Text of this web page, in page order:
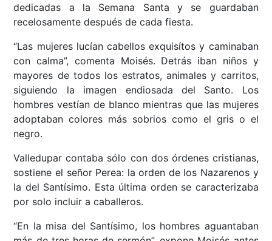
dedicadas a la Semana Santa y se guardaban
recelosamente después de cada fiesta.
“Las mujeres lucían cabellos exquisítos y caminaban
con calma”, comenta Moisés. Detrás iban niños y
mayores de todos los estratos, animales y carritos,
siguiendo la imagen endiosada del Santo. Los
hombres vestían de blanco mientras que las mujeres
adoptaban colores más sobrios como el gris o el
negro.
Valledupar contaba sólo con dos órdenes cristianas,
sostiene el señor Perea: la orden de los Nazarenos y
la del Santísimo. Esta última orden se caracterizaba
por solo incluir a caballeros.
“En la misa del Santísimo, los hombres aguantaban